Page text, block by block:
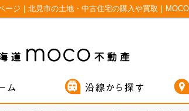
ージ｜北見市の土地・中古住宅の購入や買取｜